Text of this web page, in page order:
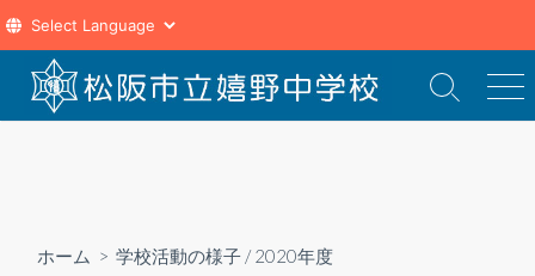
テ
検
索
メ
ニ
ホーム > 学校活動の様子 /2020年度